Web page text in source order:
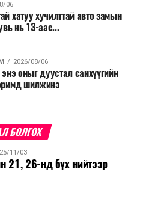
06
хатуу хучилттай авто замын
нь 13-аас...
2026/08/06
энэ оныг дуустал санхүүгийн
шилжинэ
БОЛГОХ
11/03
21, 26-нд бүх нийтээр